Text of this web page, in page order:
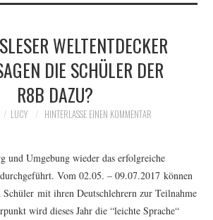
WELTENTDECKER
DIE SCHÜLER DER
R8B DAZU?
LUCY HINTERLASSE EINEN KOMMENTAR
und Umgebung wieder das erfolgreiche
Vom 02.05. – 09.07.2017 können
Schüler mit ihren Deutschlehrern zur Teilnahme
wird dieses Jahr die “leichte Sprache“